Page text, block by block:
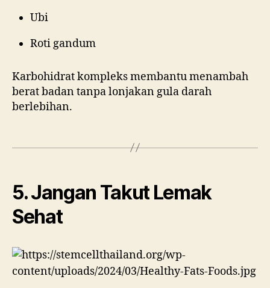
Ubi
Roti gandum
Karbohidrat kompleks membantu menambah
berat badan tanpa lonjakan gula darah
berlebihan.
5. Jangan Takut Lemak
Sehat